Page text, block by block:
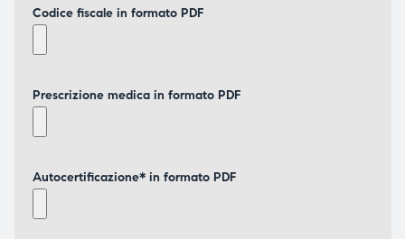
Codice fiscale in formato PDF
Prescrizione medica in formato PDF
Autocertificazione* in formato PDF